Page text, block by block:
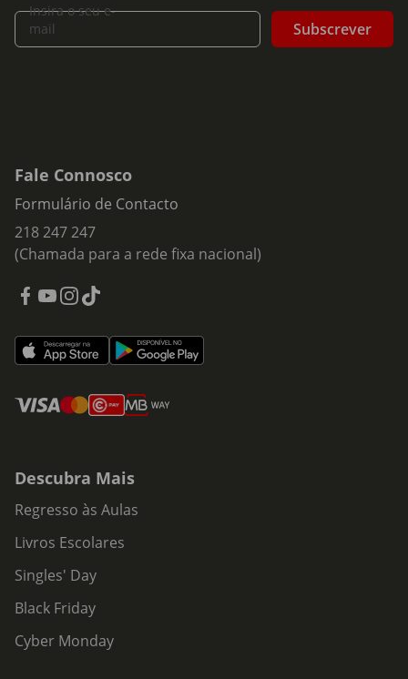
Insira o seu e-
mail
Subscrever
Fale Connosco
Formulário de Contacto
218 247 247
(Chamada para a rede fixa nacional)
Descubra Mais
Regresso às Aulas
Livros Escolares
Singles' Day
Black Friday
Cyber Monday